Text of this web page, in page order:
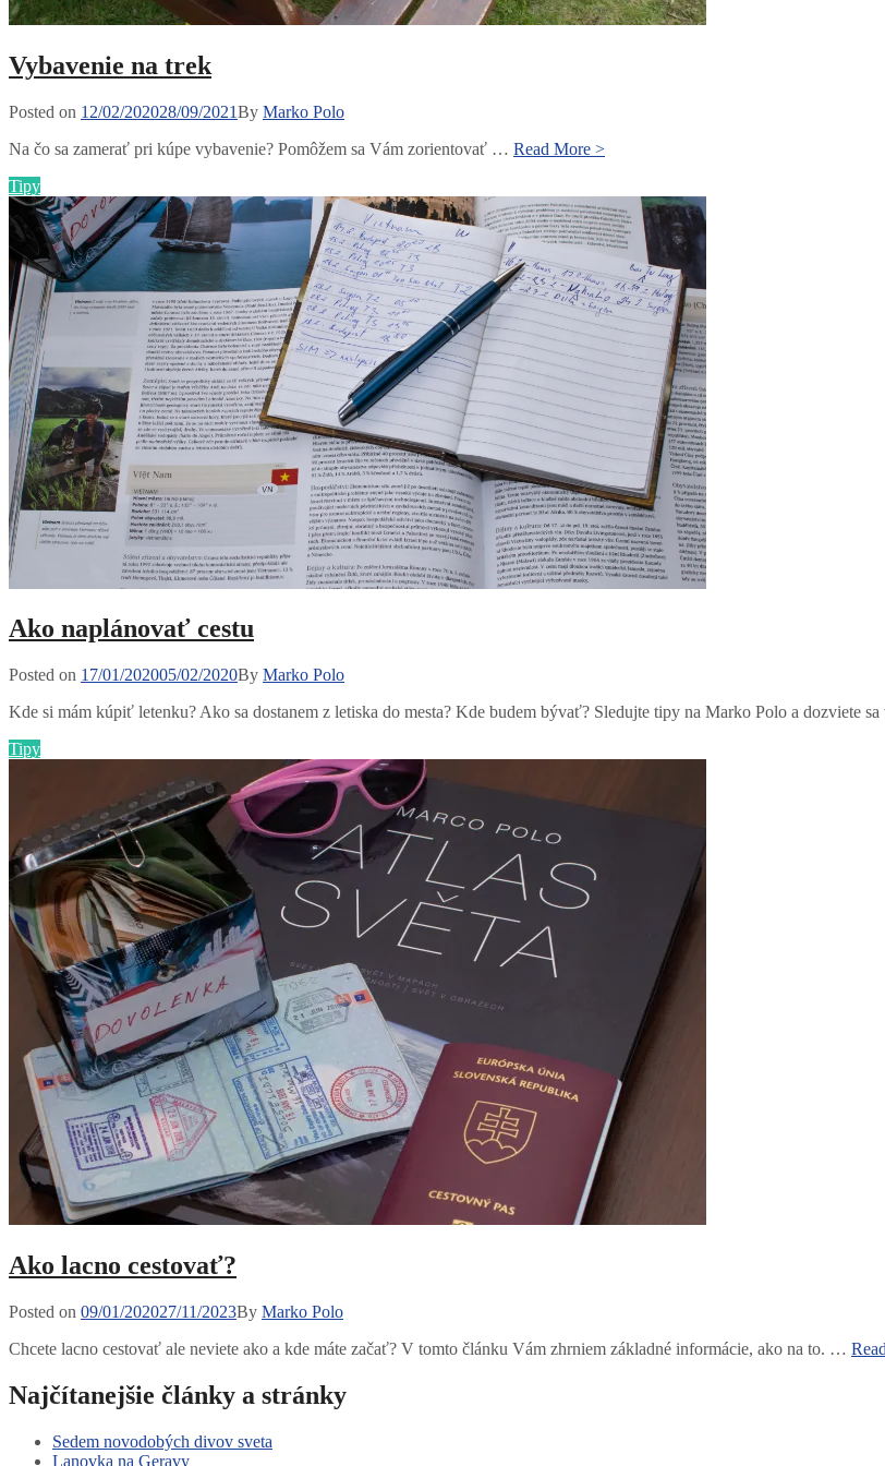
Vybavenie na trek
Posted on Posted
12/02/202028/09/2021By Marko Polo
Na čo sa zamerať pri kúpe vybavenie? Pomôžem sa Vám zorientovať … Read More >Vybavenie
Categories
Tipy
Ako naplánovať cestu
Posted on Posted
17/01/202005/02/2020By Marko Polo
Kde si mám kúpiť letenku? Ako sa dostanem z letiska do mesta? Kde budem bývať? Sledujte tipy na Marko Polo a dozviete
Categories
Tipy
Ako lacno cestovať?
Posted on Posted
09/01/202027/11/2023By Marko Polo
Chcete lacno cestovať ale neviete ako a kde máte začať? V tomto článku Vám zhrniem základné informácie, ako na to. …
Najčítanejšie články a stránky
Sedem novodobých divov sveta
Lanovka na Geravy